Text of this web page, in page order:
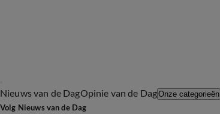
Nieuws van de DagOpinie van de DagOnze categorieën
Volg Nieuws van de Dag